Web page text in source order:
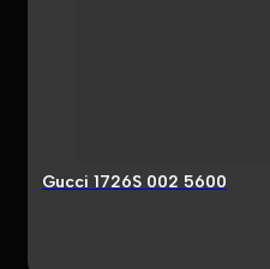
Gucci 1726S 002 5600